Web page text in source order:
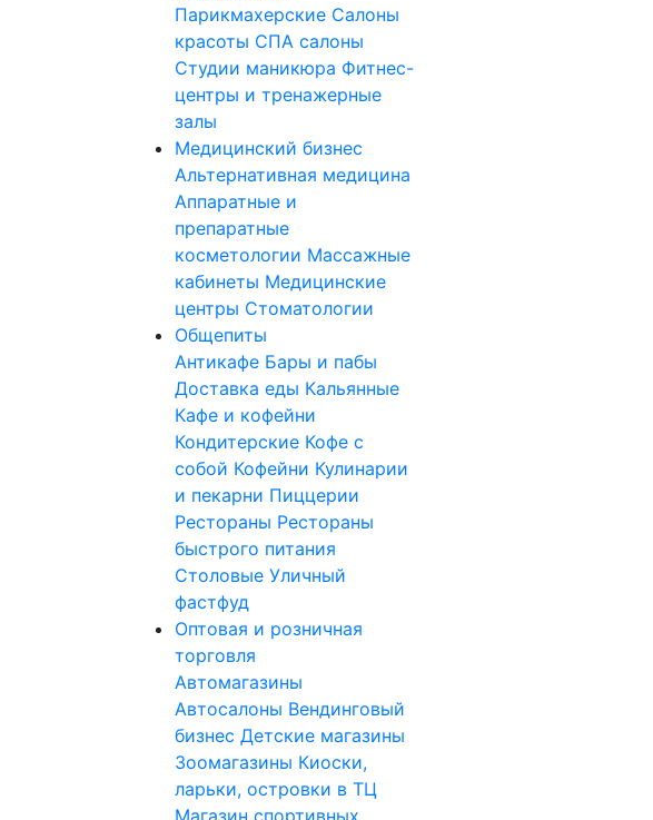
Парикмахерские Салоны
красоты СПА салоны
Студии маникюра Фитнес-
центры и тренажерные
залы
Медицинский бизнес
Альтернативная медицина
Аппаратные и
препаратные
косметологии Массажные
кабинеты Медицинские
центры Стоматологии
Общепиты
Антикафе Бары и пабы
Доставка еды Кальянные
Кафе и кофейни
Кондитерские Кофе с
собой Кофейни Кулинарии
и пекарни Пиццерии
Рестораны Рестораны
быстрого питания
Столовые Уличный
фастфуд
Оптовая и розничная
торговля
Автомагазины
Автосалоны Вендинговый
бизнес Детские магазины
Зоомагазины Киоски,
ларьки, островки в ТЦ
Магазин спортивных